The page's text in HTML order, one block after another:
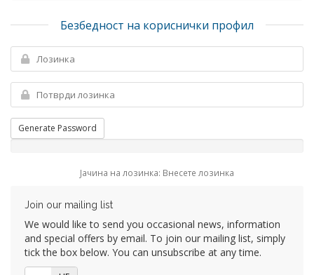
Безбедност на кориснички профил
Generate Password
Јачина на лозинка: Внесете лозинка
Join our mailing list
We would like to send you occasional news, information
and special offers by email. To join our mailing list, simply
tick the box below. You can unsubscribe at any time.